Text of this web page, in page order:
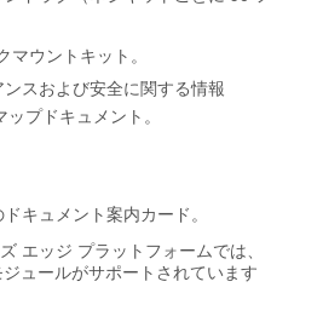
マウントキット。
スおよび安全に関する情報
ップドキュメント。
キュメント案内カード。
エッジ プラットフォームでは、
ュールがサポートされています